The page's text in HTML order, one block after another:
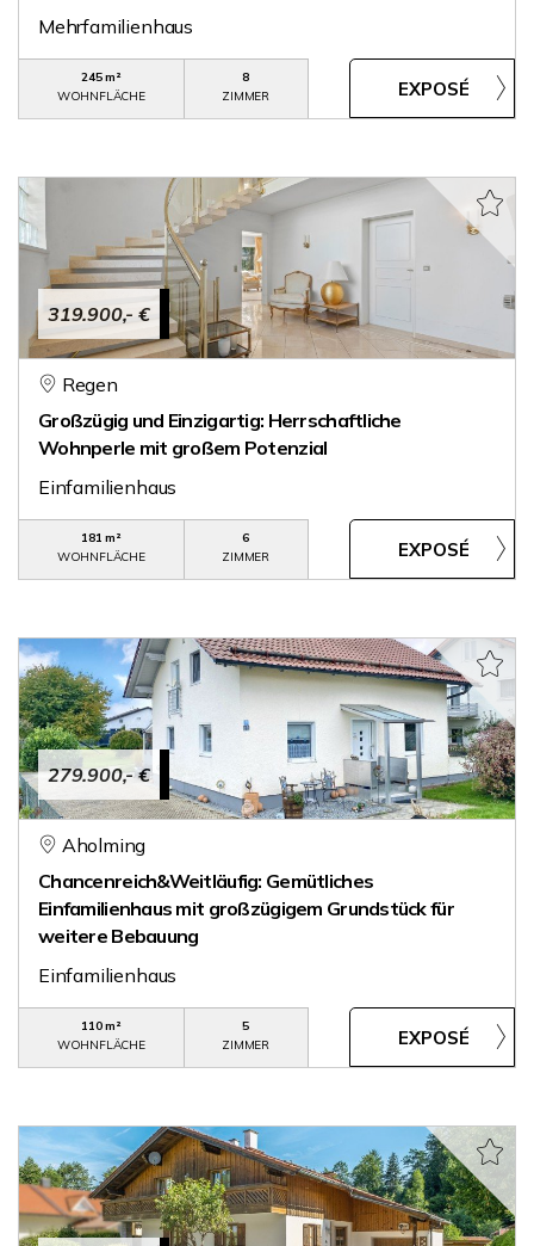
Mehrfamilienhaus
245 m²
WOHNFLÄCHE
8
ZIMMER
319.900,- €
Regen
Großzügig und Einzigartig: Herrschaftliche
Wohnperle mit großem Potenzial
Einfamilienhaus
181 m²
WOHNFLÄCHE
6
ZIMMER
279.900,- €
Aholming
Chancenreich&Weitläufig: Gemütliches
Einfamilienhaus mit großzügigem Grundstück für
weitere Bebauung
Einfamilienhaus
110 m²
WOHNFLÄCHE
5
ZIMMER